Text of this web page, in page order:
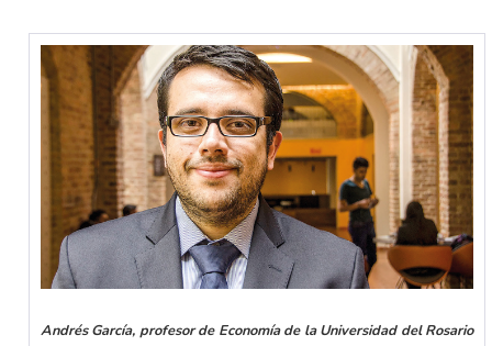
Andrés García, profesor de Economía de la Universidad del Rosario